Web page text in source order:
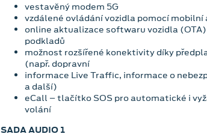
vestavěný modem 5G
vzdálené ovládání vozidla pomocí mobilní
online aktualizace softwaru vozidla
podkladů
možnost rozšířené konektivity díky
(např. dopravní
informace Live Traffic, informace o
a další)
eCall – tlačítko SOS pro automatické i
volání
SADA AUDIO 1